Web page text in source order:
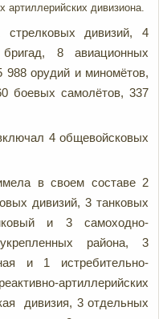
артиллерийских дивизиона.
дивизий, 4
8 авиационных
988 орудий и миномётов,
боевых самолётов, 337
4 общевойсковых
в своем составе 2
дивизий, 3 танковых
и 3 самоходно-
района, 3
и 1 истребительно-
артиллерийских
дивизия, 3 отдельных